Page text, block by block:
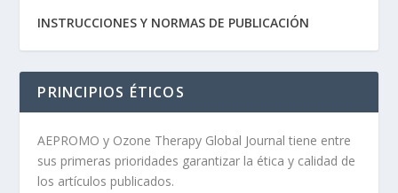
INSTRUCCIONES Y NORMAS DE PUBLICACIÓN
PRINCIPIOS ÉTICOS
AEPROMO y Ozone Therapy Global Journal tiene entre
sus primeras prioridades garantizar la ética y calidad de
los artículos publicados.